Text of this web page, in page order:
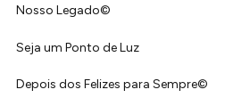
Nosso Legado©
Seja um Ponto de Luz
Depois dos Felizes para Sempre©️